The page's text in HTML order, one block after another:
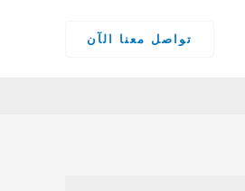
تواصل معنا الآن